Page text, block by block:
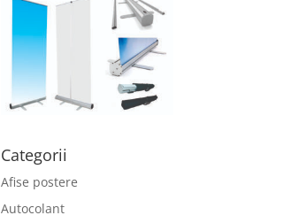
Categorii
Afise postere
Autocolant